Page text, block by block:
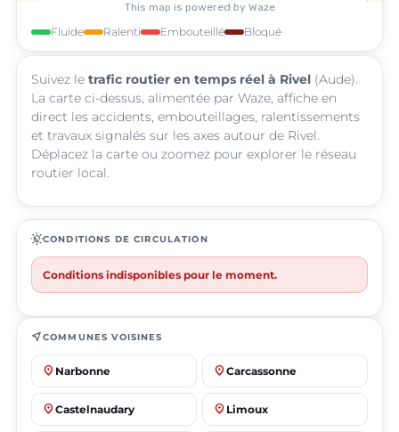
Fluide Ralenti Embouteillé Bloqué
Suivez le trafic routier en temps réel à Rivel (Aude).
La carte ci-dessus, alimentée par Waze, affiche en
direct les accidents, embouteillages, ralentissements
et travaux signalés sur les axes autour de Rivel.
Déplacez la carte ou zoomez pour explorer le réseau
routier local.
routineCONDITIONS DE CIRCULATION
Conditions indisponibles pour le moment.
near_meCOMMUNES VOISINES
place Narbonne place Carcassonne
place Castelnaudary place Limoux